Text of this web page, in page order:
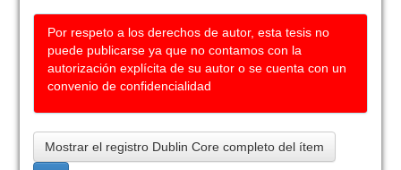
Por respeto a los derechos de autor, esta tesis no
puede publicarse ya que no contamos con la
autorización explícita de su autor o se cuenta con un
convenio de confidencialidad
Mostrar el registro Dublin Core completo del ítem